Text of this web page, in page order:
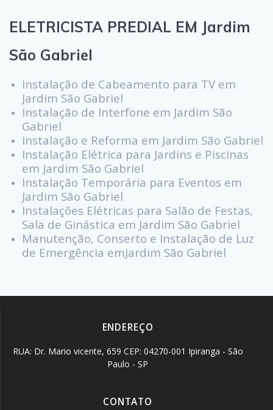
ELETRICISTA PREDIAL EM Jardim
São Gabriel
Instalação de Cabeamento para TV em
Jardim São Gabriel
Instalação de Interfone em Jardim São
Gabriel
Instalação e Reforma em Jardim São Gabriel
Instalação Elétrica para Jardins e Piscinas
em Jardim São Gabriel
Instalação Temporária para Eventos em
Jardim São Gabriel
Instalações Elétricas para Salão de Festas,
Sala de Ginástica em Jardim São Gabriel
Manutenção, Conserto e Instalação de Luz
de Emergência emJardim São Gabriel
ENDEREÇO
RUA: Dr. Mario vicente, 659 CEP: 04270-001 Ipiranga - São
Paulo - SP
CONTATO